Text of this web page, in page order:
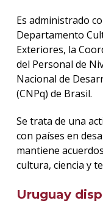
Es administrado
Departamento
Exteriores, la
del Personal de
Nacional de
(CNPq) de Brasil.
Se trata de una
con países en
mantiene
cultura, ciencia y
Uruguay